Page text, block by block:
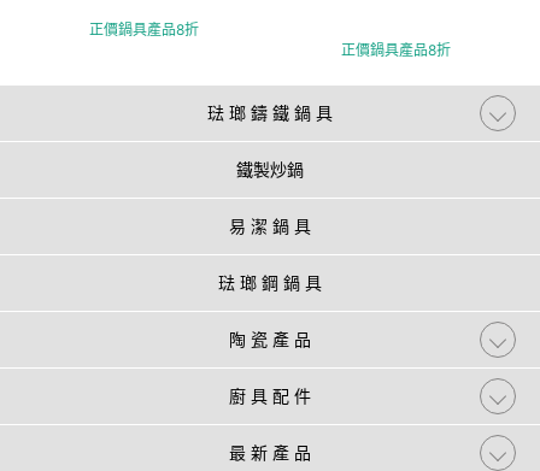
正價鍋具產品8折
正價鍋具產品8折
琺 瑯 鑄 鐵 鍋 具
鐵製炒鍋
易 潔 鍋 具
琺 瑯 鋼 鍋 具
陶 瓷 產 品
廚 具 配 件
最 新 產 品